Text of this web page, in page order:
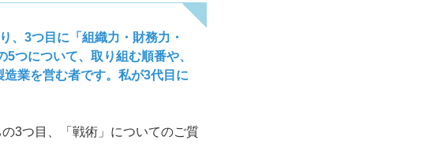
、3つ目に「組織力・財務力・
つについて、取り組む順番や、
業を営む者です。私が3代目に
3つ目、「戦術」についてのご質